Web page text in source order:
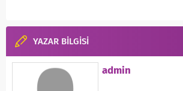
YAZAR BİLGİSİ
admin